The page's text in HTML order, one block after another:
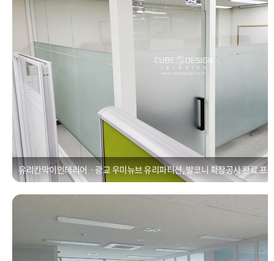
유리칸막이인테리어ㆍ광교 우미뉴브 유리파티션, 발코니 확장공사 완료 프
칸막이공사ㆍ광교 상현 우미뉴브 유리파티션 설치 [50평]
2021년 1월 1일